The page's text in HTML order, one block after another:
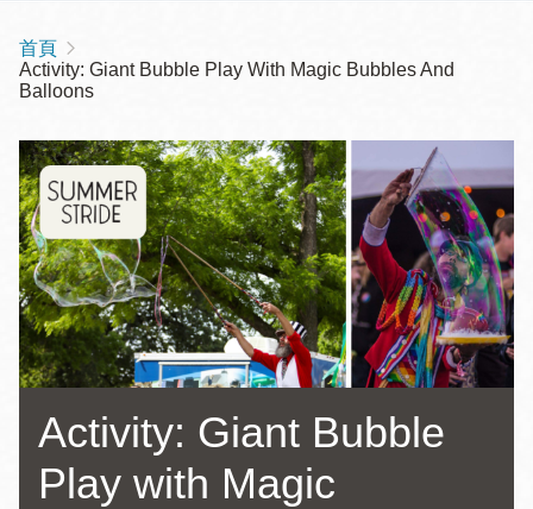
導
航
連
結
首頁
Activity: Giant Bubble Play With Magic Bubbles And
Balloons
Activity: Giant Bubble
Play with Magic